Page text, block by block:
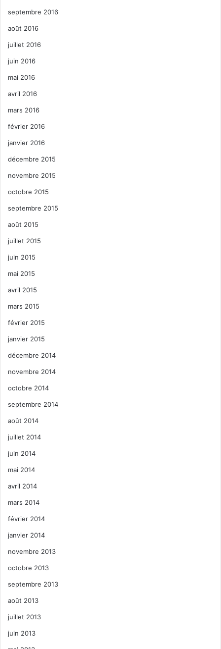
septembre 2016
août 2016
juillet 2016
juin 2016
mai 2016
avril 2016
mars 2016
février 2016
janvier 2016
décembre 2015
novembre 2015
octobre 2015
septembre 2015
août 2015
juillet 2015
juin 2015
mai 2015
avril 2015
mars 2015
février 2015
janvier 2015
décembre 2014
novembre 2014
octobre 2014
septembre 2014
août 2014
juillet 2014
juin 2014
mai 2014
avril 2014
mars 2014
février 2014
janvier 2014
novembre 2013
octobre 2013
septembre 2013
août 2013
juillet 2013
juin 2013